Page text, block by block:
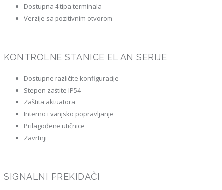
Dostupna 4 tipa terminala
Verzije sa pozitivnim otvorom
KONTROLNE STANICE EL AN SERIJE
Dostupne različite konfiguracije
Stepen zaštite IP54
Zaštita aktuatora
Interno i vanjsko popravljanje
Prilagođene utičnice
Zavrtnji
SIGNALNI PREKIDAČI